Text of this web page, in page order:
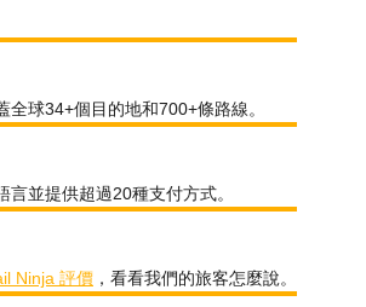
全球34+個目的地和700+條路線。
言並提供超過20種支付方式。
Ninja 評價 ，看看我們的旅客怎麼說。